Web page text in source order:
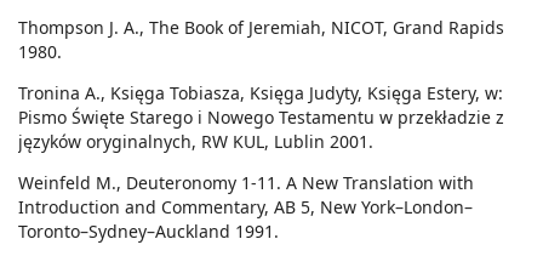
Thompson J. A., The Book of Jeremiah, NICOT, Grand Rapids
1980.
Tronina A., Księga Tobiasza, Księga Judyty, Księga Estery, w:
Pismo Święte Starego i Nowego Testamentu w przekładzie z
języków oryginalnych, RW KUL, Lublin 2001.
Weinfeld M., Deuteronomy 1-11. A New Translation with
Introduction and Commentary, AB 5, New York–London–
Toronto–Sydney–Auckland 1991.